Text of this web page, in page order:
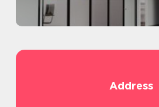
Address